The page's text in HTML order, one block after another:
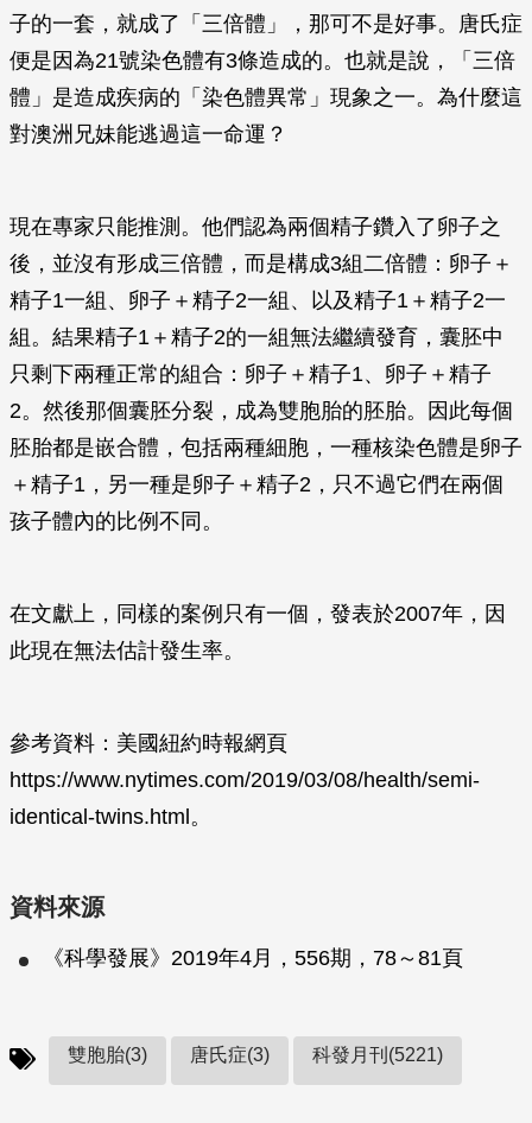
子的一套，就成了「三倍體」，那可不是好事。唐氏症
便是因為21號染色體有3條造成的。也就是說，「三倍
體」是造成疾病的「染色體異常」現象之一。為什麼這
對澳洲兄妹能逃過這一命運？
現在專家只能推測。他們認為兩個精子鑽入了卵子之
後，並沒有形成三倍體，而是構成3組二倍體：卵子＋
精子1一組、卵子＋精子2一組、以及精子1＋精子2一
組。結果精子1＋精子2的一組無法繼續發育，囊胚中
只剩下兩種正常的組合：卵子＋精子1、卵子＋精子
2。然後那個囊胚分裂，成為雙胞胎的胚胎。因此每個
胚胎都是嵌合體，包括兩種細胞，一種核染色體是卵子
＋精子1，另一種是卵子＋精子2，只不過它們在兩個
孩子體內的比例不同。
在文獻上，同樣的案例只有一個，發表於2007年，因
此現在無法估計發生率。
參考資料：美國紐約時報網頁
https://www.nytimes.com/2019/03/08/health/semi-
identical-twins.html。
資料來源
《科學發展》2019年4月，556期，78～81頁
雙胞胎(3) 唐氏症(3) 科發月刊(5221)